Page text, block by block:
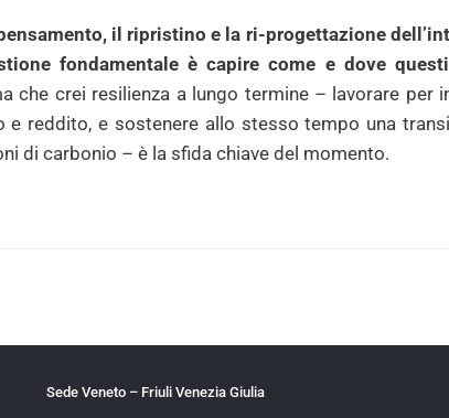
il ripristino e la ri-progettazione
fondamentale è capire come e dove
che crei resilienza a lungo termine – lavorare per
reddito, e sostenere allo stesso tempo una
di carbonio – è la sfida chiave del momento.
Sede Veneto – Friuli Venezia Giulia